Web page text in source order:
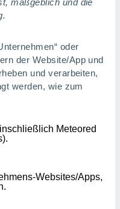
maßgeblich und die
oder
der Website/App und
und verarbeiten,
werden, wie zum
Meteored
Websites/Apps,